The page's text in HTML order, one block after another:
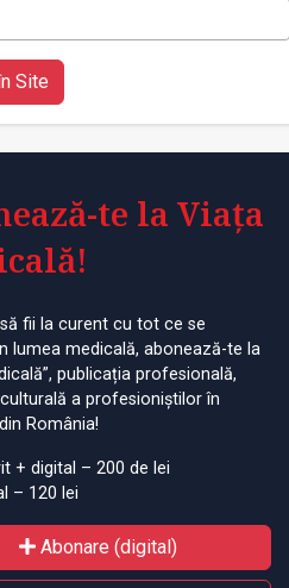
Site
te la Viața
fii la curent cu tot ce se
lumea medicală, abonează-te la
publicația profesională,
a profesioniștilor în
România!
+ digital – 200 de lei
– 120 lei
Abonare (digital)